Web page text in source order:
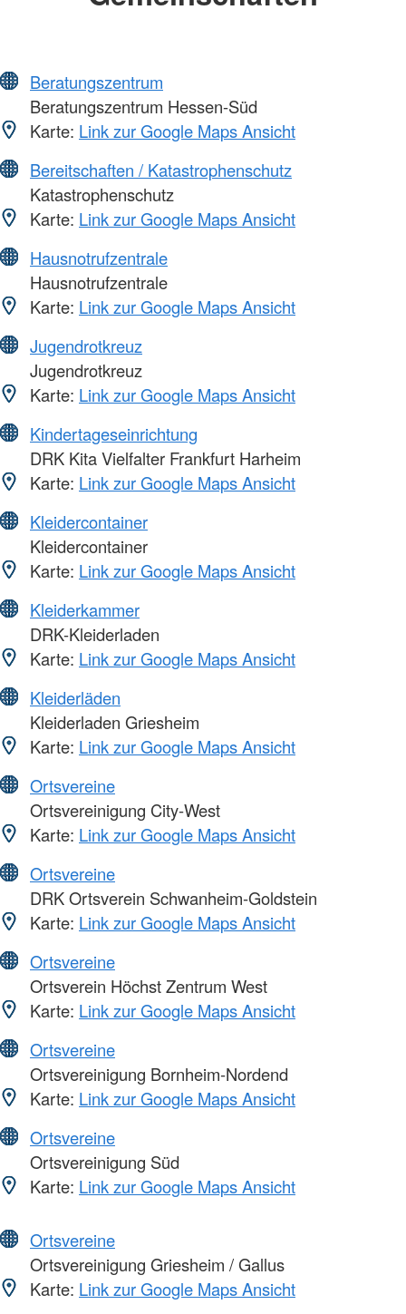
Beratungszentrum
Beratungszentrum Hessen-Süd
Karte: Link zur Google Maps Ansicht
Bereitschaften / Katastrophenschutz
Katastrophenschutz
Karte: Link zur Google Maps Ansicht
Hausnotrufzentrale
Hausnotrufzentrale
Karte: Link zur Google Maps Ansicht
Jugendrotkreuz
Jugendrotkreuz
Karte: Link zur Google Maps Ansicht
Kindertageseinrichtung
DRK Kita Vielfalter Frankfurt Harheim
Karte: Link zur Google Maps Ansicht
Kleidercontainer
Kleidercontainer
Karte: Link zur Google Maps Ansicht
Kleiderkammer
DRK-Kleiderladen
Karte: Link zur Google Maps Ansicht
Kleiderläden
Kleiderladen Griesheim
Karte: Link zur Google Maps Ansicht
Ortsvereine
Ortsvereinigung City-West
Karte: Link zur Google Maps Ansicht
Ortsvereine
DRK Ortsverein Schwanheim-Goldstein
Karte: Link zur Google Maps Ansicht
Ortsvereine
Ortsverein Höchst Zentrum West
Karte: Link zur Google Maps Ansicht
Ortsvereine
Ortsvereinigung Bornheim-Nordend
Karte: Link zur Google Maps Ansicht
Ortsvereine
Ortsvereinigung Süd
Karte: Link zur Google Maps Ansicht
Ortsvereine
Ortsvereinigung Griesheim / Gallus
Karte: Link zur Google Maps Ansicht